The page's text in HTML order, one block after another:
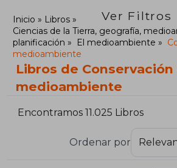
Ver Filtros
Inicio
Libros
Ciencias de la Tierra, geografía,
planificación
El medioambiente
medioambiente
Libros de Conservación
medioambiente
Encontramos 11.025 Libros
Ordenar por